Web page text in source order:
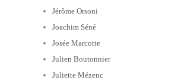
Jérôme Orsoni
Joachim Séné
Josée Marcotte
Julien Boutonnier
Juliette Mézenc